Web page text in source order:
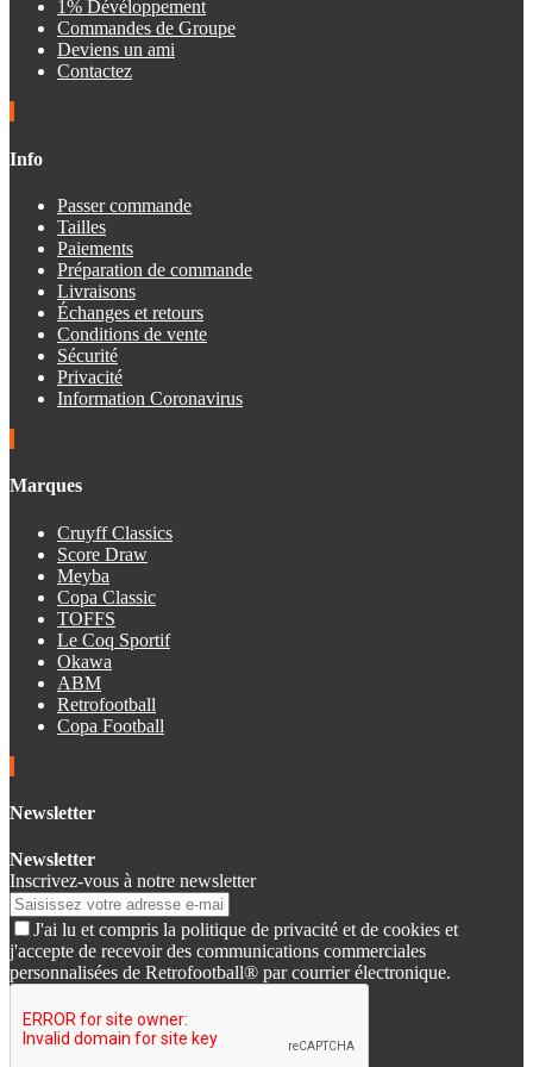
1% Dévéloppement
Commandes de Groupe
Deviens un ami
Contactez
Info
Passer commande
Tailles
Paiements
Préparation de commande
Livraisons
Échanges et retours
Conditions de vente
Sécurité
Privacité
Information Coronavirus
Marques
Cruyff Classics
Score Draw
Meyba
Copa Classic
TOFFS
Le Coq Sportif
Okawa
ABM
Retrofootball
Copa Football
Newsletter
Newsletter
Inscrivez-vous à notre newsletter
J'ai lu et compris la politique de privacité et de cookies et
j'accepte de recevoir des communications commerciales
personnalisées de Retrofootball® par courrier électronique.